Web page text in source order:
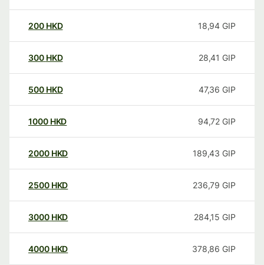
200 HKD 18,94 GIP
300 HKD 28,41 GIP
500 HKD 47,36 GIP
1000 HKD 94,72 GIP
2000 HKD 189,43 GIP
2500 HKD 236,79 GIP
3000 HKD 284,15 GIP
4000 HKD 378,86 GIP